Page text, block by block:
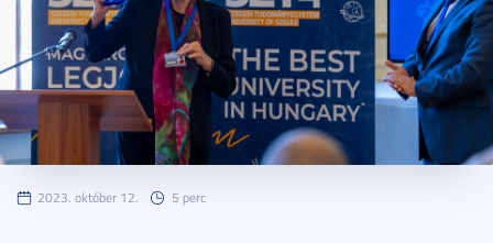
2023. október 12. 5 perc